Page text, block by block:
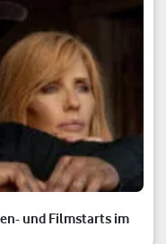
und Filmstarts im